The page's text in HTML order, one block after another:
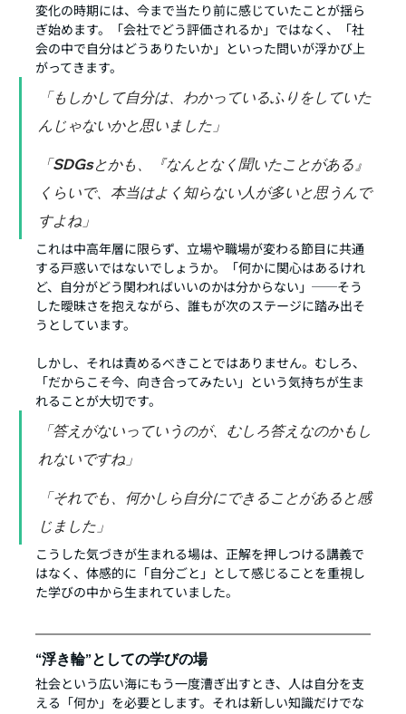
変化の時期には、今まで当たり前に感じていたことが揺ら
ぎ始めます。「会社でどう評価されるか」ではなく、「社
会の中で自分はどうありたいか」といった問いが浮かび上
がってきます。
「もしかして自分は、わかっているふりをしていた
んじゃないかと思いました」
「SDGsとかも、『なんとなく聞いたことがある』
くらいで、本当はよく知らない人が多いと思うんで
すよね」
これは中高年層に限らず、立場や職場が変わる節目に共通
する戸惑いではないでしょうか。「何かに関心はあるけれ
ど、自分がどう関わればいいのかは分からない」──そう
した曖昧さを抱えながら、誰もが次のステージに踏み出そ
うとしています。
しかし、それは責めるべきことではありません。むしろ、
「だからこそ今、向き合ってみたい」という気持ちが生ま
れることが大切です。
「答えがないっていうのが、むしろ答えなのかもし
れないですね」
「それでも、何かしら自分にできることがあると感
じました」
こうした気づきが生まれる場は、正解を押しつける講義で
はなく、体感的に「自分ごと」として感じることを重視し
た学びの中から生まれていました。
“浮き輪”としての学びの場
社会という広い海にもう一度漕ぎ出すとき、人は自分を支
える「何か」を必要とします。それは新しい知識だけでな